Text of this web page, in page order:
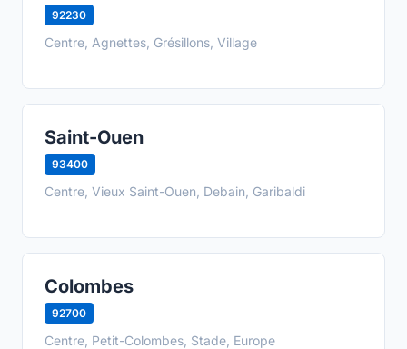
92230
Centre, Agnettes, Grésillons, Village
Saint-Ouen
93400
Centre, Vieux Saint-Ouen, Debain, Garibaldi
Colombes
92700
Centre, Petit-Colombes, Stade, Europe